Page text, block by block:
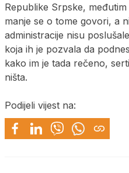
Republike Srpske,
manje se o tome govori, a
administracije nisu
koja ih je pozvala da
kako im je tada rečeno,
ništa.
Podijeli vijest na: